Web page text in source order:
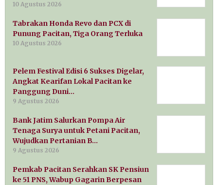
10 Agustus 2026
Tabrakan Honda Revo dan PCX di
Punung Pacitan, Tiga Orang Terluka
10 Agustus 2026
Pelem Festival Edisi 6 Sukses Digelar,
Angkat Kearifan Lokal Pacitan ke
Panggung Duni…
9 Agustus 2026
Bank Jatim Salurkan Pompa Air
Tenaga Surya untuk Petani Pacitan,
Wujudkan Pertanian B…
9 Agustus 2026
Pemkab Pacitan Serahkan SK Pensiun
ke 51 PNS, Wabup Gagarin Berpesan